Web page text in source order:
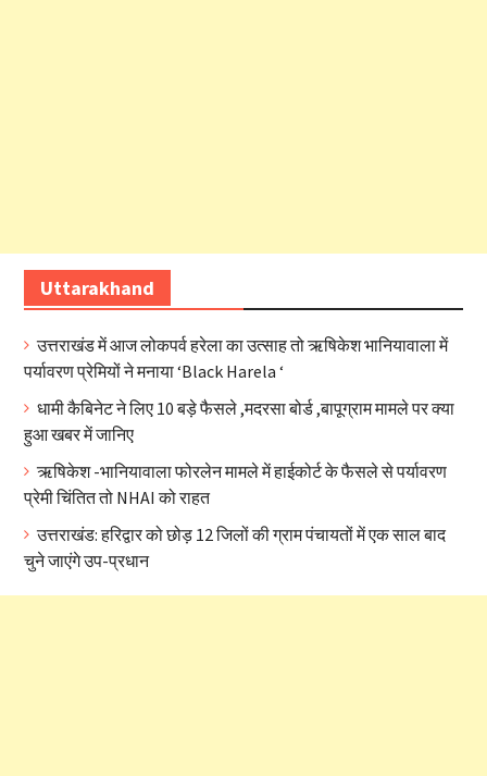
Uttarakhand
उत्तराखंड में आज लोकपर्व हरेला का उत्साह तो ऋषिकेश भानियावाला में
पर्यावरण प्रेमियों ने मनाया ‘Black Harela ‘
धामी कैबिनेट ने लिए 10 बड़े फैसले ,मदरसा बोर्ड ,बापूग्राम मामले पर क्या
हुआ खबर में जानिए
ऋषिकेश -भानियावाला फोरलेन मामले में हाईकोर्ट के फैसले से पर्यावरण
प्रेमी चिंतित तो NHAI को राहत
उत्तराखंड: हरिद्वार को छोड़ 12 जिलों की ग्राम पंचायतों में एक साल बाद
चुने जाएंगे उप-प्रधान